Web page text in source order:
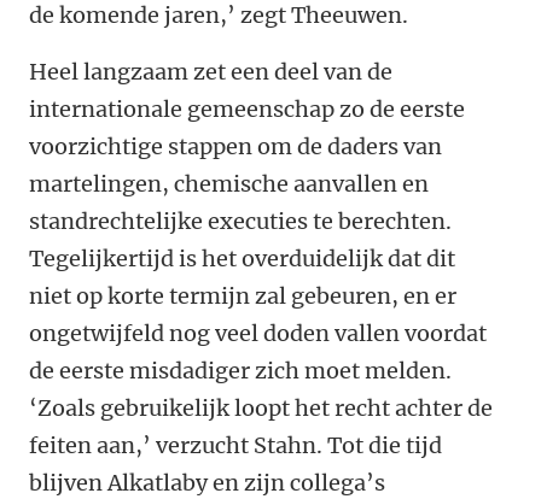
de komende jaren,’ zegt Theeuwen.
Heel langzaam zet een deel van de
internationale gemeenschap zo de eerste
voorzichtige stappen om de daders van
martelingen, chemische aanvallen en
standrechtelijke executies te berechten.
Tegelijkertijd is het overduidelijk dat dit
niet op korte termijn zal gebeuren, en er
ongetwijfeld nog veel doden vallen voordat
de eerste misdadiger zich moet melden.
‘Zoals gebruikelijk loopt het recht achter de
feiten aan,’ verzucht Stahn. Tot die tijd
blijven Alkatlaby en zijn collega’s